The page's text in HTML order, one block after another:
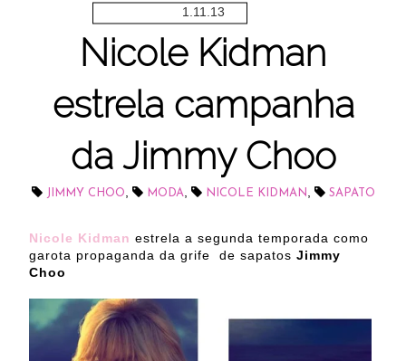
1.11.13
Nicole Kidman
estrela campanha
da Jimmy Choo
JIMMY CHOO MODA NICOLE KIDMAN SAPATO
Nicole Kidman estrela a segunda temporada como
garota propaganda da grife de sapatos Jimmy
Choo